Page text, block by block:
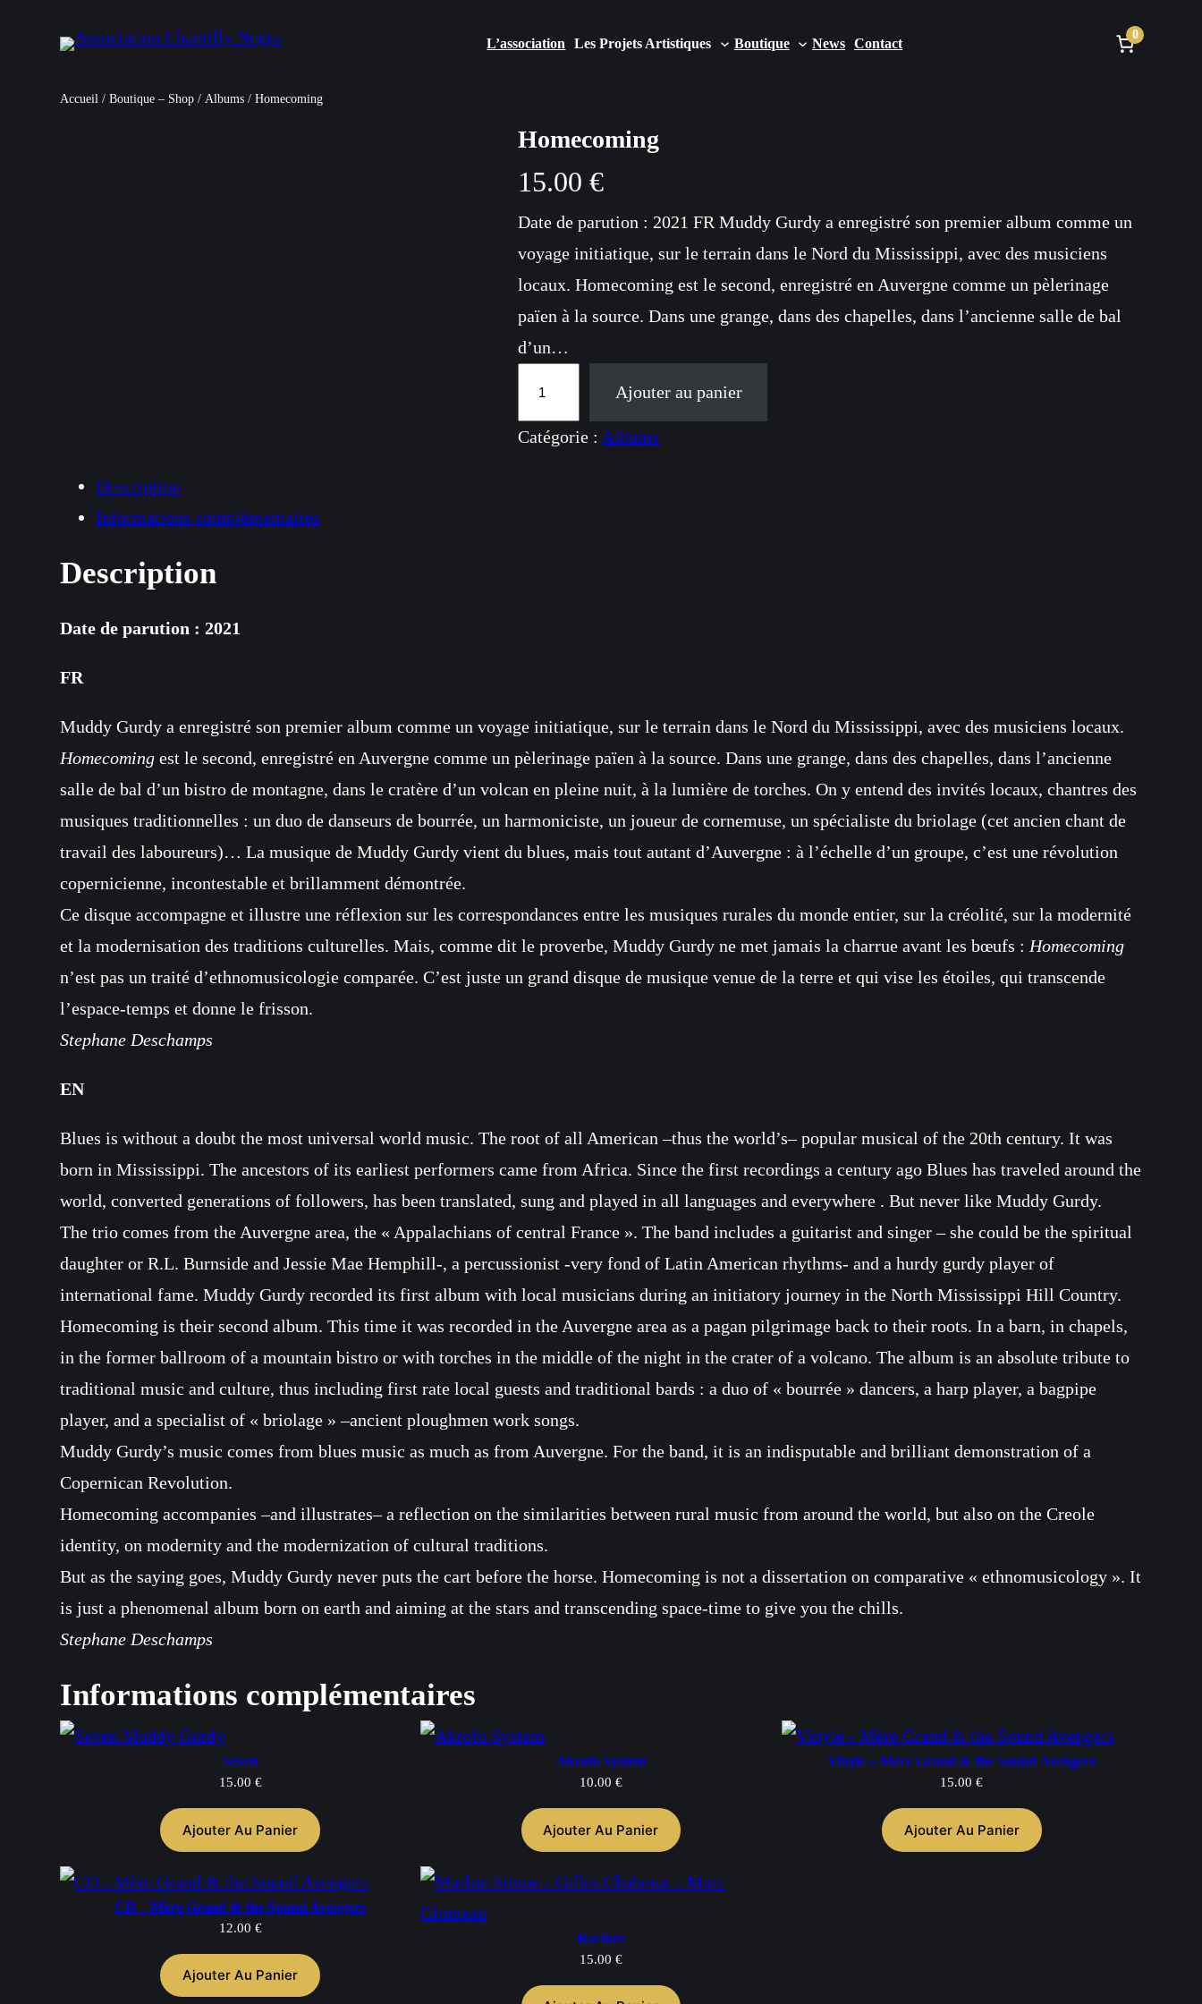
L’association Les Projets Artistiques Boutique News Contact
0
Accueil /Boutique – Shop / Albums / Homecoming
Homecoming
15.00€
Date de parution : 2021 FR Muddy Gurdy a enregistré son premier album comme un
voyage initiatique, sur le terrain dans le Nord du Mississippi, avec des musiciens
locaux. Homecoming est le second, enregistré en Auvergne comme un pèlerinage
païen à la source. Dans une grange, dans des chapelles, dans l’ancienne salle de bal
d’un…
a
o
m
e
c
o
i
n
g
Ajouter au panier
Catégorie :Albums
Description
Informations complémentaires
Description
Date de parution : 2021
FR
Muddy Gurdy a enregistré son premier album comme un voyage initiatique, sur le terrain dans le Nord du Mississippi, avec des musiciens locaux.
Homecoming est le second, enregistré en Auvergne comme un pèlerinage païen à la source. Dans une grange, dans des chapelles, dans l’ancienne
salle de bal d’un bistro de montagne, dans le cratère d’un volcan en pleine nuit, à la lumière de torches. On y entend des invités locaux, chantres des
musiques traditionnelles : un duo de danseurs de bourrée, un harmoniciste, un joueur de cornemuse, un spécialiste du briolage (cet ancien chant de
travail des laboureurs)… La musique de Muddy Gurdy vient du blues, mais tout autant d’Auvergne : à l’échelle d’un groupe, c’est une révolution
copernicienne, incontestable et brillamment démontrée.
Ce disque accompagne et illustre une réflexion sur les correspondances entre les musiques rurales du monde entier, sur la créolité, sur la modernité
et la modernisation des traditions culturelles. Mais, comme dit le proverbe, Muddy Gurdy ne met jamais la charrue avant les bœufs :Homecoming
n’est pas un traité d’ethnomusicologie comparée. C’est juste un grand disque de musique venue de la terre et qui vise les étoiles, qui transcende
l’espace-temps et donne le frisson.
Stephane Deschamps
EN
Blues is without a doubt the most universal world music. The root of all American –thus the world’s– popular musical of the 20th century. It was
born in Mississippi. The ancestors of its earliest performers came from Africa. Since the first recordings a century ago Blues has traveled around the
world, converted generations of followers, has been translated, sung and played in all languages and everywhere . But never like Muddy Gurdy.
The trio comes from the Auvergne area, the « Appalachians of central France ». The band includes a guitarist and singer – she could be the spiritual
daughter or R.L. Burnside and Jessie Mae Hemphill-, a percussionist -very fond of Latin American rhythms- and a hurdy gurdy player of
international fame. Muddy Gurdy recorded its first album with local musicians during an initiatory journey in the North Mississippi Hill Country.
Homecoming is their second album. This time it was recorded in the Auvergne area as a pagan pilgrimage back to their roots. In a barn, in chapels,
in the former ballroom of a mountain bistro or with torches in the middle of the night in the crater of a volcano. The album is an absolute tribute to
traditional music and culture, thus including first rate local guests and traditional bards : a duo of « bourrée » dancers, a harp player, a bagpipe
player, and a specialist of « briolage » –ancient ploughmen work songs.
Muddy Gurdy’s music comes from blues music as much as from Auvergne. For the band, it is an indisputable and brilliant demonstration of a
Copernican Revolution.
Homecoming accompanies –and illustrates– a reflection on the similarities between rural music from around the world, but also on the Creole
identity, on modernity and the modernization of cultural traditions.
But as the saying goes, Muddy Gurdy never puts the cart before the horse. Homecoming is not a dissertation on comparative « ethnomusicology ». It
is just a phenomenal album born on earth and aiming at the stars and transcending space-time to give you the chills.
Stephane Deschamps
Informations complémentaires
Seven
15.00 €
Ajouter Au Panier
Akrofo System
10.00 €
Ajouter Au Panier
Vinyle – Mère Grand & the Sound Avengers
15.00€
Ajouter Au Panier
CD – Mère Grand & the Sound Avengers
12.00 €
Ajouter Au Panier
Racines
15.00 €